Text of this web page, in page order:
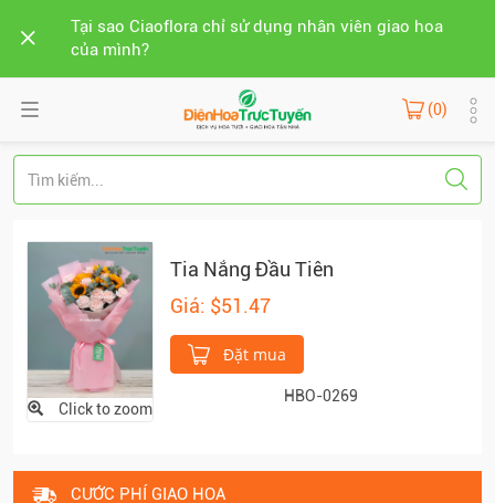
Tại sao Ciaoflora chỉ sử dụng nhân viên giao hoa
của mình?
(0)
Click to zoom
Tia Nắng Đầu Tiên
Giá: $51.47
Đặt mua
HBO-0269
CƯỚC PHÍ GIAO HOA